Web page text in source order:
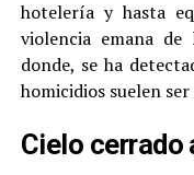
hotelería y hasta
violencia emana
donde, se ha
homicidios suelen
Cielo cerrado